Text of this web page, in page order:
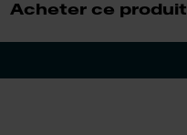
Acheter ce produit